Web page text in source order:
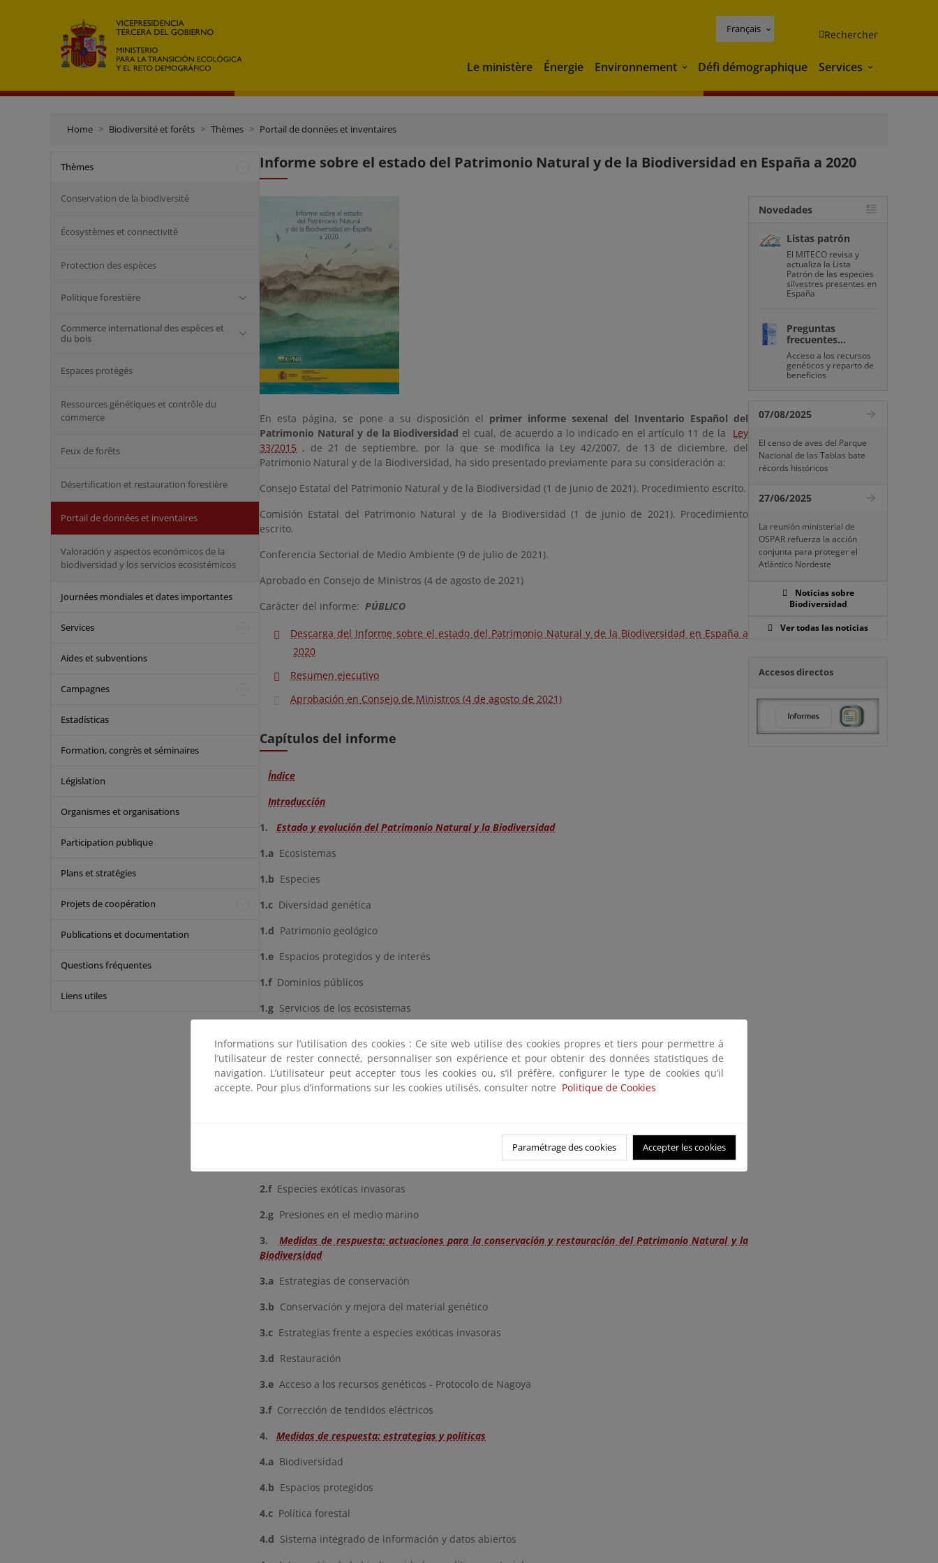
Français Rechercher
Le ministère Énergie Environnement Environnement
Défi démographique Services Services
Home Biodiversité et forêts Thèmes Portail de données et inventaires
Thèmes
Conservation de la biodiversité
Écosystèmes et connectivité
Protection des espèces
Politique forestière
Commerce international des espèces et
du bois
Espaces protégés
Ressources génétiques et contrôle du
commerce
Feux de forêts
Désertification et restauration forestière
Portail de données et inventaires
Valoración y aspectos económicos de la
biodiversidad y los servicios ecosistémicos
Journées mondiales et dates importantes
Services
Aides et subventions
Campagnes
Estadísticas
Formation, congrès et séminaires
Législation
Organismes et organisations
Participation publique
Plans et stratégies
Projets de coopération
Publications et documentation
Questions fréquentes
Liens utiles
Informe sobre el estado del Patrimonio Natural y de la Biodiversidad en España a 2020
En esta página, se pone a su disposición el primer informe sexenal del Inventario Español del
Patrimonio Natural y de la Biodiversidad el cual, de acuerdo a lo indicado en el artículo 11 de la Ley
33/2015 , de 21 de septiembre, por la que se modifica la Ley 42/2007, de 13 de diciembre, del
Patrimonio Natural y de la Biodiversidad, ha sido presentado previamente para su consideración a:
Consejo Estatal del Patrimonio Natural y de la Biodiversidad (1 de junio de 2021). Procedimiento escrito.
Comisión Estatal del Patrimonio Natural y de la Biodiversidad (1 de junio de 2021). Procedimiento
escrito.
Conferencia Sectorial de Medio Ambiente (9 de julio de 2021).
Aprobado en Consejo de Ministros (4 de agosto de 2021)
Carácter del informe: PÚBLICO
Descarga del Informe sobre el estado del Patrimonio Natural y de la Biodiversidad en España a
2020
Resumen ejecutivo
Aprobación en Consejo de Ministros (4 de agosto de 2021)
Capítulos del informe
Índice
Introducción
1.
Estado y evolución del Patrimonio Natural y la Biodiversidad
1.a Ecosistemas
1.b Especies
1.c Diversidad genética
1.d Patrimonio geológico
1.e Espacios protegidos y de interés
1.fDominios públicos
1.g Servicios de los ecosistemas
2.aCambio de uso del suelo
2.bCambio climático
2.fEspecies exóticas invasoras
2.g Presiones en el medio marino
3.
Medidas de respuesta: actuaciones para la conservación y restauración del Patrimonio Natural y la
Biodiversidad
3.a Estrategias de conservación
3.b Conservación y mejora del material genético
3.c Estrategias frente a especies exóticas invasoras
3.d Restauración
3.e Acceso a los recursos genéticos - Protocolo de Nagoya
3.fCorrección de tendidos eléctricos
4.
Medidas de respuesta: estrategias y políticas
4.a Biodiversidad
4.b Espacios protegidos
4.c Política forestal
4.d Sistema integrado de información y datos abiertos
Novedades
Listas patrón
El MITECO revisa y
actualiza la Lista
Patrón de las especies
silvestres presentes en
España
Preguntas
frecuentes...
Acceso a los recursos
genéticos y reparto de
beneficios
07/08/2025
El censo de aves del Parque
Nacional de las Tablas bate
récords históricos
27/06/2025
La reunión ministerial de
OSPAR refuerza la acción
conjunta para proteger el
Atlántico Nordeste
Noticias sobre
Biodiversidad
Ver todas las noticias
Accesos directos
Informations sur l’utilisation des cookies : Ce site web utilise des cookies propres et tiers pour permettre à
l’utilisateur de rester connecté, personnaliser son expérience et pour obtenir des données statistiques de
navigation. L’utilisateur peut accepter tous les cookies ou, s’il préfère, configurer le type de cookies qu’il
accepte. Pour plus d’informations sur les cookies utilisés, consulter notre Politique de Cookies
Paramétrage des cookies Accepter les cookies